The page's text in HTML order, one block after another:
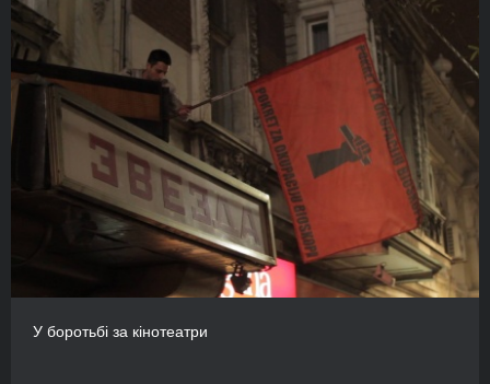
У боротьбі за кінотеатри